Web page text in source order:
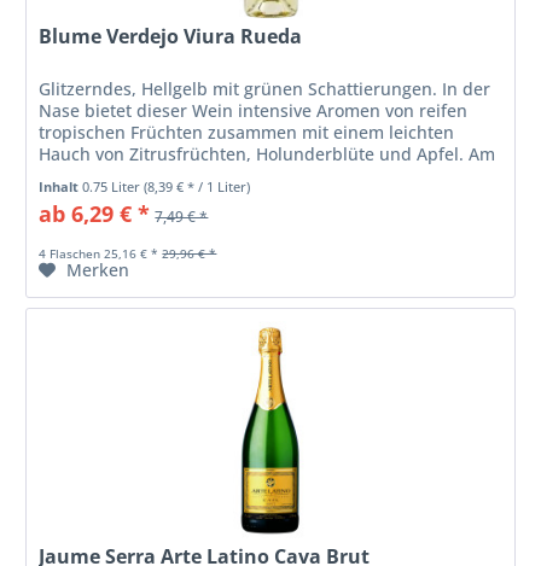
Blume Verdejo Viura Rueda
Glitzerndes, Hellgelb mit grünen Schattierungen. In der
Nase bietet dieser Wein intensive Aromen von reifen
tropischen Früchten zusammen mit einem leichten
Hauch von Zitrusfrüchten, Holunderblüte und Apfel. Am
Inhalt0.75 Liter(8,39 € * / 1 Liter)
ab 6,29 € * 7,49 € *
4 Flaschen 25,16 € * 29,96 € *
Merken
Jaume Serra Arte Latino Cava Brut